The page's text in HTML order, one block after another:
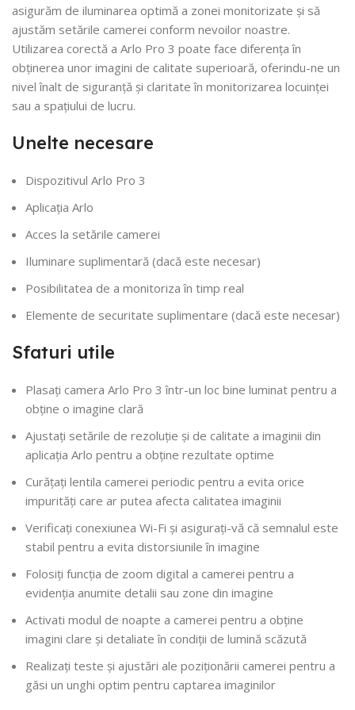
asigurăm de iluminarea optimă a zonei monitorizate și să
ajustăm setările camerei conform nevoilor noastre.
Utilizarea corectă a Arlo Pro 3 poate face diferența în
obținerea unor imagini de calitate superioară, oferindu-ne un
nivel înalt de siguranță și claritate în monitorizarea locuinței
sau a spațiului de lucru.
Unelte necesare
Dispozitivul Arlo Pro 3
Aplicația Arlo
Acces la setările camerei
Iluminare suplimentară (dacă este necesar)
Posibilitatea de a monitoriza în timp real
Elemente de securitate suplimentare (dacă este necesar)
Sfaturi utile
Plasați camera Arlo Pro 3 într-un loc bine luminat pentru a
obține o imagine clară
Ajustați setările de rezoluție și de calitate a imaginii din
aplicația Arlo pentru a obține rezultate optime
Curățați lentila camerei periodic pentru a evita orice
impurități care ar putea afecta calitatea imaginii
Verificați conexiunea Wi-Fi și asigurați-vă că semnalul este
stabil pentru a evita distorsiunile în imagine
Folosiți funcția de zoom digital a camerei pentru a
evidenția anumite detalii sau zone din imagine
Activati modul de noapte a camerei pentru a obține
imagini clare și detaliate în condiții de lumină scăzută
Realizați teste și ajustări ale poziționării camerei pentru a
găsi un unghi optim pentru captarea imaginilor